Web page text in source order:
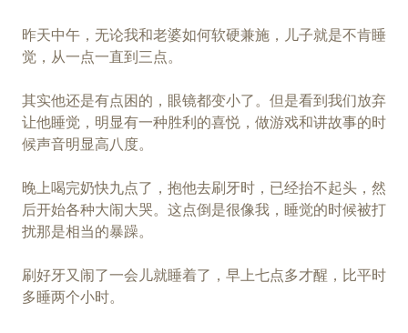
昨天中午，无论我和老婆如何软硬兼施，儿子就是不肯睡
觉，从一点一直到三点。
其实他还是有点困的，眼镜都变小了。但是看到我们放弃
让他睡觉，明显有一种胜利的喜悦，做游戏和讲故事的时
候声音明显高八度。
晚上喝完奶快九点了，抱他去刷牙时，已经抬不起头，然
后开始各种大闹大哭。这点倒是很像我，睡觉的时候被打
扰那是相当的暴躁。
刷好牙又闹了一会儿就睡着了，早上七点多才醒，比平时
多睡两个小时。